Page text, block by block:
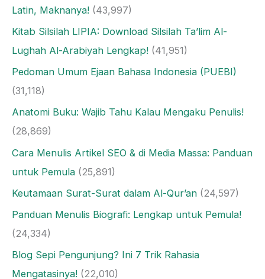
Latin, Maknanya! (43,997)
Kitab Silsilah LIPIA: Download Silsilah Ta’lim Al-
Lughah Al-Arabiyah Lengkap! (41,951)
Pedoman Umum Ejaan Bahasa Indonesia (PUEBI)
(31,118)
Anatomi Buku: Wajib Tahu Kalau Mengaku Penulis!
(28,869)
Cara Menulis Artikel SEO & di Media Massa: Panduan
untuk Pemula (25,891)
Keutamaan Surat-Surat dalam Al-Qur’an (24,597)
Panduan Menulis Biografi: Lengkap untuk Pemula!
(24,334)
Blog Sepi Pengunjung? Ini 7 Trik Rahasia
Mengatasinya! (22,010)